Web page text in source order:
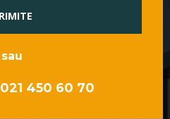
sau
450 60 70